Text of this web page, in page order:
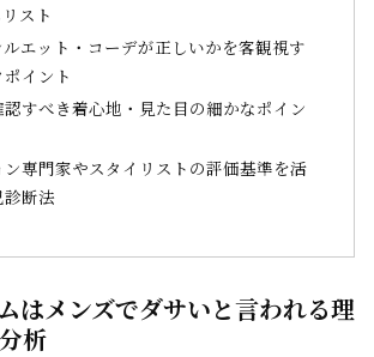
スト
エット・コーデが正しいかを客観視す
イント
すべき着心地・見た目の細かなポイン
ン専門家やスタイリストの評価基準を活
診断法
はメンズでダサいと言われる理
析